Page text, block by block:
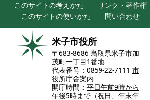
このサイトの考えかた
リンク・著作権
このサイトの使いかた
問い合わせ
米子市役所
〒683-8686 鳥取県米子市加
茂町一丁目1番地
代表番号：0859-22-7111 市
役所庁舎案内
開庁時間： 平日午前9時から
午後5時まで （祝日、年末年